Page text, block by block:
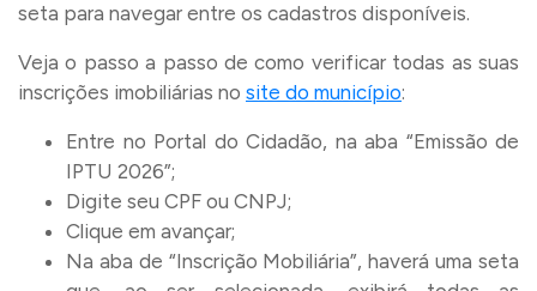
seta para navegar entre os cadastros disponíveis.
Veja o passo a passo de como verificar todas as suas
inscrições imobiliárias no site do município:
Entre no Portal do Cidadão, na aba “Emissão de
IPTU 2026”;
Digite seu CPF ou CNPJ;
Clique em avançar;
Na aba de “Inscrição Mobiliária”, haverá uma seta